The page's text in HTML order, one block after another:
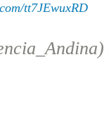
tt7JEwuxRD